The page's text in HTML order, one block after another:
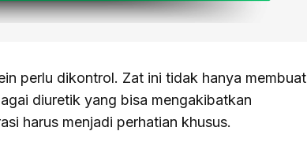
perlu dikontrol. Zat ini tidak hanya membuat
diuretik yang bisa mengakibatkan
harus menjadi perhatian khusus.